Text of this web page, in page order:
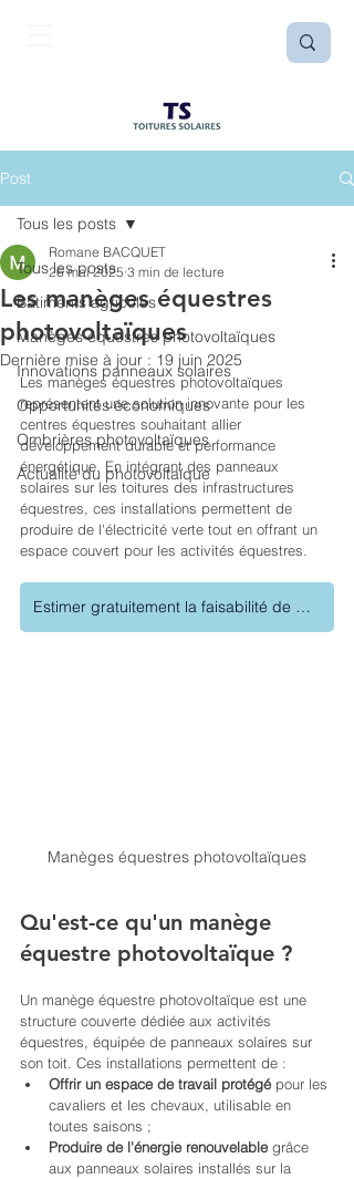
Post
Tous les posts
Bâtiments agricoles
Manèges équestres photovoltaïques
Innovations panneaux solaires
Opportunités économiques
Ombrières photovoltaïques
Actualité du photovoltaïque
Tous les posts
Les manèges équestres
photovoltaïques
Romane BACQUET
26 mai 2025 3 min de lecture
Dernière mise à jour : 19 juin 2025
Les manèges équestres photovoltaïques
représentent une solution innovante pour les
centres équestres souhaitant allier
développement durable et performance
énergétique. En intégrant des panneaux
solaires sur les toitures des infrastructures
équestres, ces installations permettent de
produire de l'électricité verte tout en offrant un
espace couvert pour les activités équestres.
Estimer gratuitement la faisabilité de mon projet solaire
Manèges équestres photovoltaïques
Qu'est-ce qu'un manège
équestre photovoltaïque ?
Un manège équestre photovoltaïque est une
structure couverte dédiée aux activités
équestres, équipée de panneaux solaires sur
son toit. Ces installations permettent de :
Offrir un espace de travail protégé pour les
cavaliers et les chevaux, utilisable en
toutes saisons ;
Produire de l'énergie renouvelable grâce
aux panneaux solaires installés sur la